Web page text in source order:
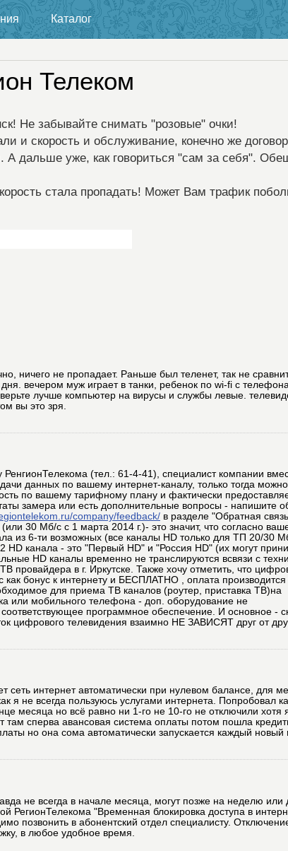
Каталог
Телеком
Не забывайте снимать "розовые" очки!
и скорость и обслуживание, конечно же
дальше уже, как говориться "сам за себя".
стала пропадать! Может Вам трафик
ничего не пропадает. Раньше был теленет, так не
дня. вечером муж играет в танки, ребенок по wi-fi с
лучше компьютер на вирусы и службы левые.
вы это зря.
РенгионТелекома (тел.: 61-4-41), специалист компании
данных по вашему интернет-каналу, только тогда
по вашему тарифному плану и фактически
замера или есть дополнительные вопросы - напишите
company/feedback/ в разделе "Обратная
30 Мб/с с 1 марта 2014 г.)- это значит, что согласно
из 6-ти возможных (все каналы HD только для ТП 20/30
HD канала - это "Первый HD" и "Россия HD" (их могут
HD каналы временно не транслируются всвязи с
провайдера в г. Иркутске. Также хочу отметить, что
как бонус к интернету и БЕСПЛАТНО , оплата производится
для приема ТВ каналов (роутер, приставка ТВ)на
или мобильного телефона - доп. оборудование не
программное обеспечение. И основное -
цифрового телевидения взаимно НЕ ЗАВИСЯТ друг от
сеть интернет автоматически при нулевом балансе, для
я не всегда пользуюсь услугами интернета. Попробовал
месяца но всё равно ни 1-го не 10-го не отключили хотя
там сперва авансовая система оплаты потом пошла
но она сома автоматически запускается каждый новый
не всегда в начале месяца, могут позже на неделю или
РегионТелекома "Временная блокировка доступа в
позвонить в абонентский отдел специалисту.
в любое удобное время.